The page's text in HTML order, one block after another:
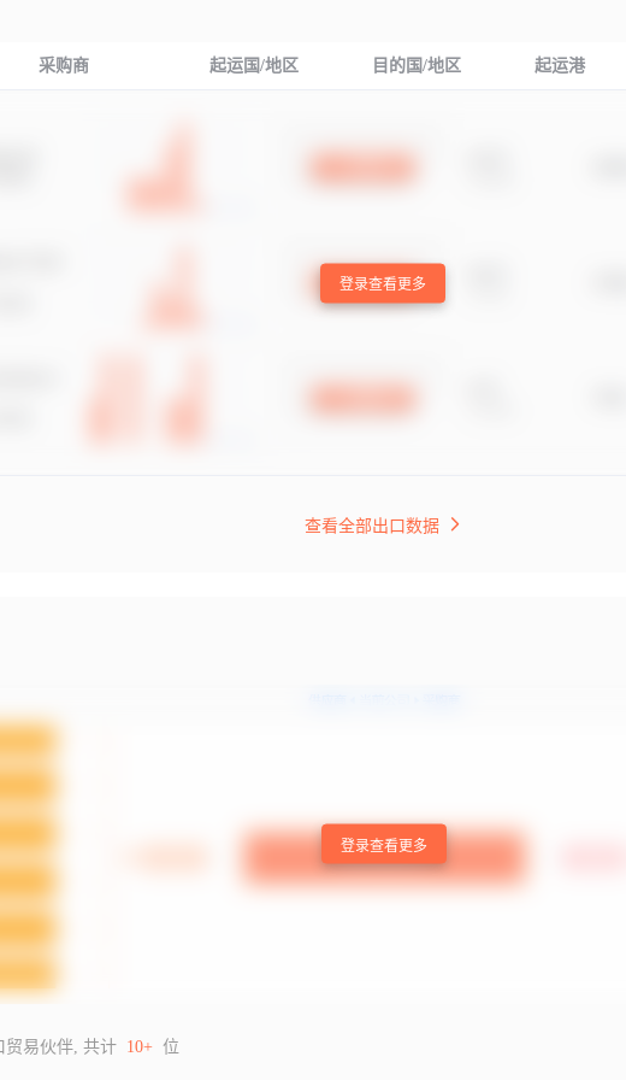
采购商 起运国/地区 目的国/地区 起运港
登录查看更多
查看全部出口数据
登录查看更多
贸易伙伴, 共计 10+ 位